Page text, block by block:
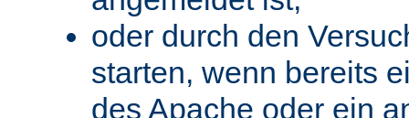
oder durch den
starten, wenn bereits
des Apache oder ein